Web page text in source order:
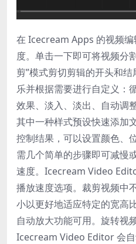
在 Icecream Apps 的视频
度。单击一下即可将视频分
剪”模式剪切剪辑的开头和
乐并根据需要进行自定义：
效果、淡入、淡出、自动调
其中一种样式预设快速添加
控制结果，可以设置颜色、
需几个简单的步骤即可减慢
速度。Icecream Video
播放速度选项。裁剪视频中
小以更好地适应特定的宽高
自动放大功能可用。旋转视
Icecream Video Editor 会